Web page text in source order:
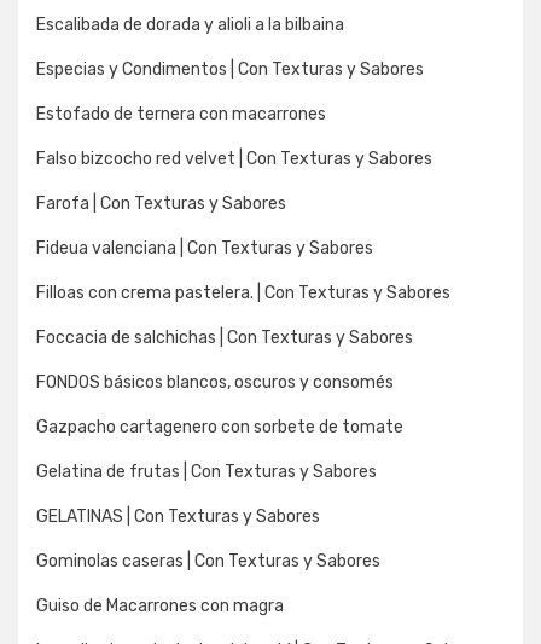
Escalibada de dorada y alioli a la bilbaina
Especias y Condimentos | Con Texturas y Sabores
Estofado de ternera con macarrones
Falso bizcocho red velvet | Con Texturas y Sabores
Farofa | Con Texturas y Sabores
Fideua valenciana | Con Texturas y Sabores
Filloas con crema pastelera. | Con Texturas y Sabores
Foccacia de salchichas | Con Texturas y Sabores
FONDOS básicos blancos, oscuros y consomés
Gazpacho cartagenero con sorbete de tomate
Gelatina de frutas | Con Texturas y Sabores
GELATINAS | Con Texturas y Sabores
Gominolas caseras | Con Texturas y Sabores
Guiso de Macarrones con magra